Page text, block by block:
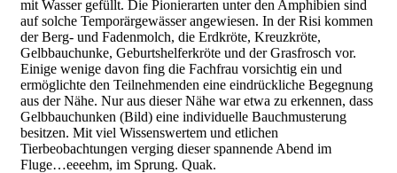
mit Wasser gefüllt. Die Pionierarten unter den Amphibien sind
auf solche Temporärgewässer angewiesen. In der Risi kommen
der Berg- und Fadenmolch, die Erdkröte, Kreuzkröte,
Gelbbauchunke, Geburtshelferkröte und der Grasfrosch vor.
Einige wenige davon fing die Fachfrau vorsichtig ein und
ermöglichte den Teilnehmenden eine eindrückliche Begegnung
aus der Nähe. Nur aus dieser Nähe war etwa zu erkennen, dass
Gelbbauchunken (Bild) eine individuelle Bauchmusterung
besitzen. Mit viel Wissenswertem und etlichen
Tierbeobachtungen verging dieser spannende Abend im
Fluge…eeeehm, im Sprung. Quak.